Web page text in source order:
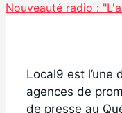
Nouveauté radio :
Local9 est l’une
agences de
de presse au